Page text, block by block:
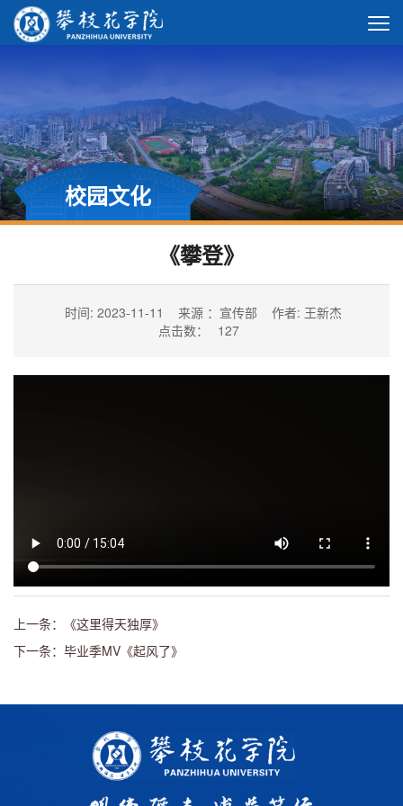
校园文化
《攀登》
时间: 2023-11-11 来源 ：宣传部
作者: 王新杰
点击数：
127
上一条：《这里得天独厚》
下一条：毕业季MV《起风了》